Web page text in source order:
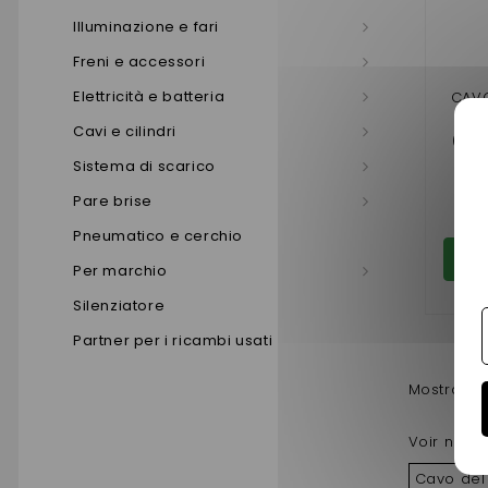
Illuminazione e fari
Freni e accessori
Elettricità e batteria
Cavi e cilindri
Sistema di scarico
Pare brise
Pneumatico e cerchio
Per marchio
Silenziatore
Partner per i ricambi usati
Voir nos
Cavo